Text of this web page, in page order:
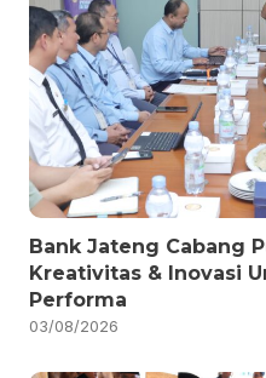
Bank Jateng Cabang
Kreativitas & Inovasi
Performa
03/08/2026